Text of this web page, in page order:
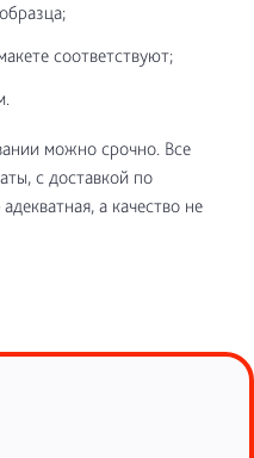
соответствуют;
можно срочно. Все
с доставкой по
а качество не